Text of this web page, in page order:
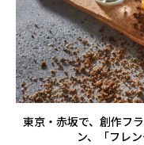
東京・赤坂で、創作フ
ン、「フレ